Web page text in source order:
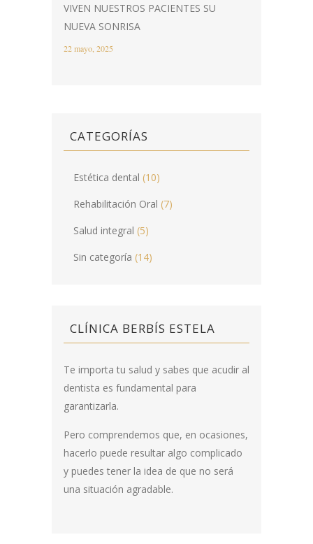
VIVEN NUESTROS PACIENTES SU
NUEVA SONRISA
22 mayo, 2025
CATEGORÍAS
Estética dental (10)
Rehabilitación Oral (7)
Salud integral (5)
Sin categoría (14)
CLÍNICA BERBÍS ESTELA
Te importa tu salud y sabes que acudir al
dentista es fundamental para
garantizarla.
Pero comprendemos que, en ocasiones,
hacerlo puede resultar algo complicado
y puedes tener la idea de que no será
una situación agradable.